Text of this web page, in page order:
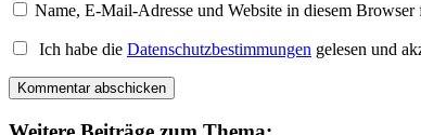
Name, E-Mail-Adresse und Website in diesem
Ich habe die Datenschutzbestimmungen gelesen und